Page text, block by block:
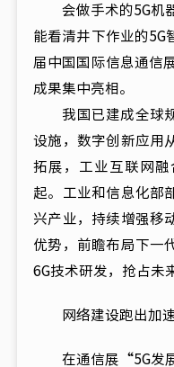
会做手术的5G机器
能看清井下作业的
届中国国际信息通信
成果集中亮相。
我国已建成全球规
设施，数字创新应用
拓展，工业互联网
起。工业和信息化部
兴产业，持续增强移
优势，前瞻布局下一
6G技术研发，抢占未
网络建设跑出加
在通信展“5G发展